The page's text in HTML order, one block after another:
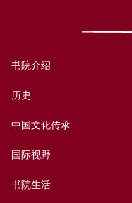
书院介绍
历史
中国文化传承
国际视野
书院生活